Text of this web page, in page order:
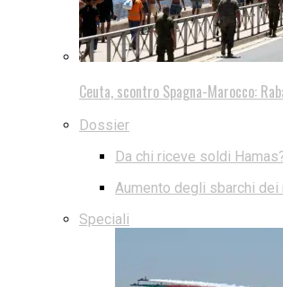
Ceuta, scontro Spagna-Marocco:
Dossier
Da chi riceve soldi
Aumento degli sbarchi
Speciali